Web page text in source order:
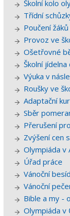
Školní kolo
Třídní
Poučení
Provoz ve
Ošetřovné
Školní
Výuka v
Roušky ve
Adaptační
Sběr
Přerušení
Zvýšení cen
Olympiáda v
Úřad práce
Vánoční
Vánoční
Bible a my -
Olympiáda v